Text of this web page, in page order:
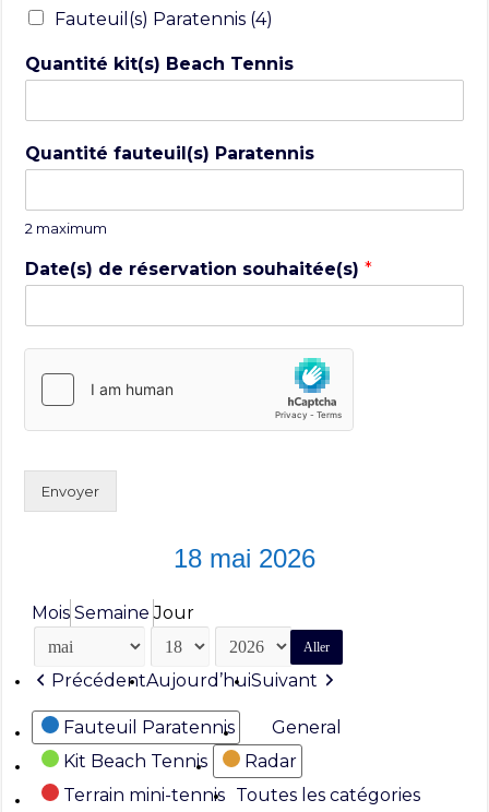
Fauteuil(s) Paratennis (4)
Quantité kit(s) Beach Tennis
Quantité fauteuil(s) Paratennis
2 maximum
Date(s) de réservation souhaitée(s)*
Envoyer
18 mai 2026
Mois Semaine Jour
Mois
Jour
Année
PrécédentAujourd’huiSuivant
Catégories
Fauteuil Paratennis
General
Kit Beach Tennis
Radar
Terrain mini-tennis Toutes les catégories